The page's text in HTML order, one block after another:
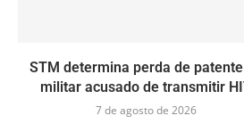
STM determina perda de
militar acusado de transmitir
7 de agosto de 2026